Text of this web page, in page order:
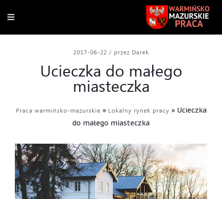
2017-06-22 / przez Darek
Ucieczka do małego
miasteczka
Praca warmińsko-mazurskie » Lokalny rynek pracy » Ucieczka
do małego miasteczka